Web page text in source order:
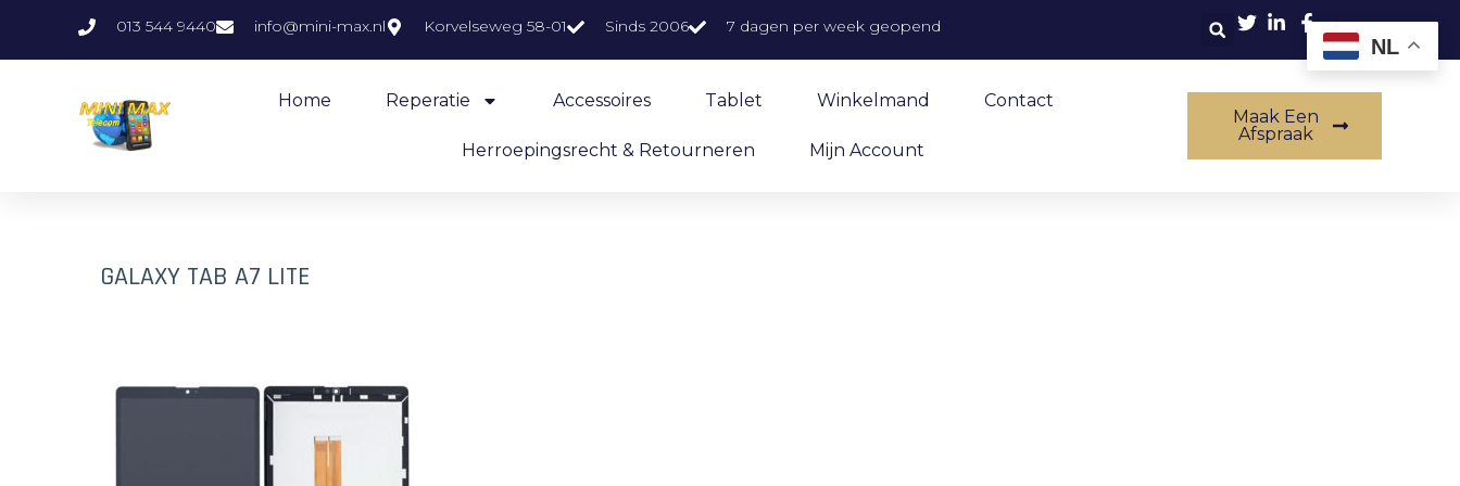
013 544 9440 info@mini-max.nl Korvelseweg 58-01 Sinds 2006 7 dagen per week geopend
Home Reperatie Accessoires Tablet Winkelmand Contact
Herroepingsrecht & Retourneren Mijn Account
Maak Een
Afspraak
GALAXY TAB A7 LITE
NL